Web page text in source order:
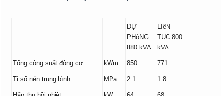
DỰ
PHòNG
880 kVA
LIêN
TỤC 800
kVA
Tổng công suất động cơ kWm 850 771
Tỉ số nén trung bình MPa 2.1 1.8